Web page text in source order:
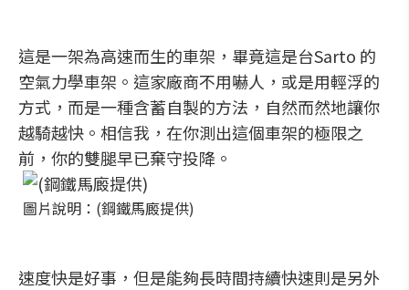
這是一架為高速而生的車架，畢竟這是台Sarto 的
空氣力學車架。這家廠商不用嚇人，或是用輕浮的
方式，而是一種含蓄自製的方法，自然而然地讓你
越騎越快。相信我，在你測出這個車架的極限之
前，你的雙腿早已棄守投降。
圖片說明：(鋼鐵馬廄提供)
速度快是好事，但是能夠長時間持續快速則是另外